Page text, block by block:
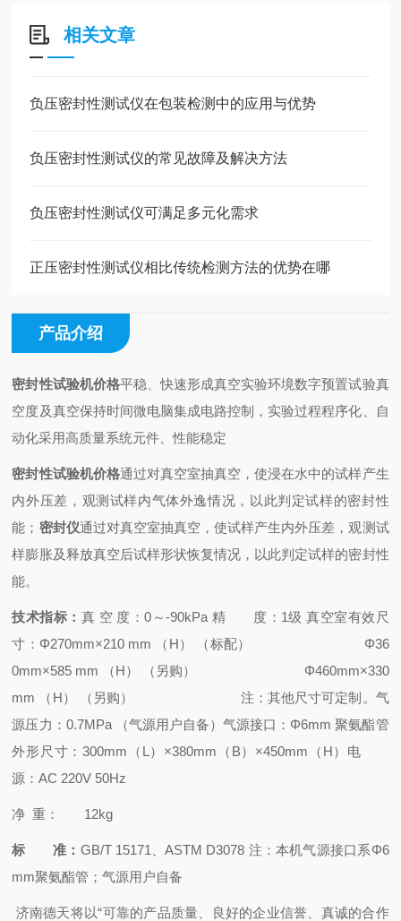
相关文章
负压密封性测试仪在包装检测中的应用与优势
负压密封性测试仪的常见故障及解决方法
负压密封性测试仪可满足多元化需求
正压密封性测试仪相比传统检测方法的优势在哪
产品介绍
密封性试验机价格平稳、快速形成真空实验环境数字预置试验真
空度及真空保持时间微电脑集成电路控制，实验过程程序化、自
动化采用高质量系统元件、性能稳定
密封性试验机价格通过对真空室抽真空，使浸在水中的试样产生
内外压差，观测试样内气体外逸情况，以此判定试样的密封性
能； 密封仪通过对真空室抽真空，使试样产生内外压差，观测试
样膨胀及释放真空后试样形状恢复情况，以此判定试样的密封性
能。
技术指标 ： 真 空 度：0～-90kPa 精 度：1级真空室有效尺
寸：Φ270mm×210 mm （H） （标配）
Φ36
0mm×585 mm （H） （另购）
Φ460mm×330
mm （H） （另购）
注：其他尺寸可定制。 气
源压力：0.7MPa （气源用户自备）气源接口：Φ6mm 聚氨酯管
外形尺寸：300mm（L）×380mm（B）×450mm（H） 电
源：AC 220V 50Hz
净 重： 12kg
标 准： GB/T 15171、ASTM D3078 注：本机气源接口系Φ6
mm聚氨酯管；气源用户自备
济南德天将以“可靠的产品质量、良好的企业信誉、真诚的合作